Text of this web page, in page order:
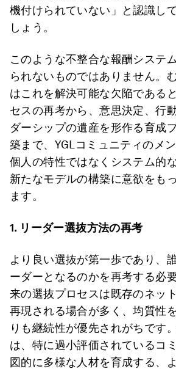
機付けられていない」と認識し
しょう。
このような不整合な報酬システ
られないものではありません。
はこれを解決可能な欠陥である
セスの再考から、意思決定、行
ダーシップの遺産を形作る育成
築まで、YGLコミュニティのメ
個人の特性ではなくシステム的
新たなモデルの構築に意欲をも
ます。
1. リーダー選抜方法の再考
より良い選抜が第一歩であり、
ーダーとなるのかを再考する必
来の選抜プロセスは既存のネッ
再現される場合が多く、均質性
りも継続性が優先されがちです
は、特に過小評価されているコ
図的に多様な人材を育成する、